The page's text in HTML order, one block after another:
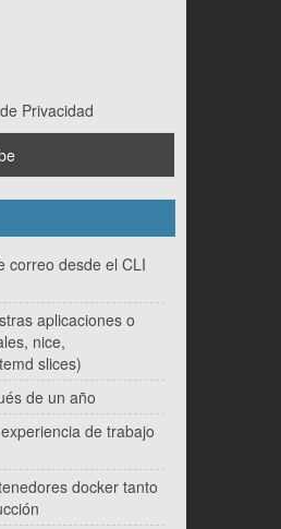
Privacidad
correo desde el CLI
aplicaciones o
nice,
slices)
de un año
de trabajo
docker tanto